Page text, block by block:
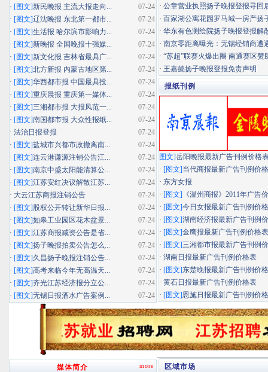
· 公章营业执照扬子晚报登报寻回
· 百家湖公寓花园罗马城一房产扬
· 华东有色测绘院扬子晚报登报解
· 南京零距离曝光：无锡经销商遭
· “苏超”联赛火爆出圈 南通赛区赞
· 王嘉懿扬子晚报登报免责声明
报纸刊例
图文]岳阳晚报最新广告刊例价格
· [图文]当代商报最新广告刊例价
· 东方女报
· [图文] 《温州商报》2011年广告
· [图文]今日女报最新广告刊例价
· [图文]湖南经济报最新广告刊例
· [图文]金鹰报最新广告刊例价格表
· [图文]三湘都市报最新广告刊例
· 湖南日报最新广告刊例价格表
· [图文]东楚晚报最新广告刊例价
· 黄石日报最新广告刊例价格表
· [图文]恩施日报最新广告刊例价
07-24
· [图文]新民晚报 主流大报走向...
07-24
· [图文]辽沈晚报 东北第一都市...
07-24
· [图文]生活报 哈尔滨市影响力...
07-24
· [图文]新晚报 全国晚报十强媒...
07-24
· [图文]新文化报 吉林省最具广...
07-24
· [图文]北方新报 内蒙古地区第...
07-24
· [图文]华西都市报 中国最具投...
07-24
· [图文]重庆晨报 重庆第一媒体...
07-24
· [图文]三湘都市报 大报风范一...
07-24
· [图文]南国都市报 大众性报纸...
07-24
· 法治日报登报
07-24
· [图文]盐城市兴都市政撤离南...
07-24
· [图文]连云港谦源注销公告江...
07-24
· [图文]南京中盛太阳能清算公...
07-24
· [图文]江苏安红决议解散江苏...
07-24
· 大云江苏商报注销公告
07-24
· [图文]股权公开转让新华日报...
07-24
· [图文]如皋工业园区花木盆景...
07-24
· [图文]江苏商报减资公告是省...
07-24
· [图文]扬子晚报拍卖公告怎么...
07-24
· [图文]久昌扬子晚报注销公告...
07-24
· [图文]高考来临今年无高温天...
07-24
· [图文]齐光江苏经济报分立公...
07-24
· [图文]无锡日报酒水广告案例...
区域市场
more
媒体简介